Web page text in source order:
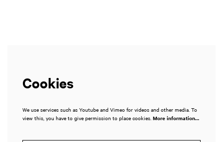
Cookies
We use services such as Youtube and Vimeo for videos and other media. To
view this, you have to give permission to place cookies. More information…